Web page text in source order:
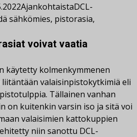
AjankohtaistaDCL-
sähkömies, pistorasia,
voivat vaatia
käytetty kolmenkymmenen
valaisinpistokytkimiä eli
Tällainen vanhan
on kuitenkin varsin iso ja sitä voi
valaisimien kattokuppien
niin sanottu DCL-